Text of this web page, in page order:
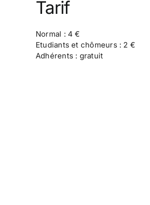
Tarif
Normal : 4 €
Etudiants et chômeurs : 2 €
Adhérents : gratuit